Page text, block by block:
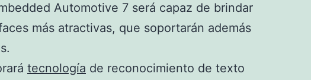
Automotive 7 será capaz de brindar
más atractivas, que soportarán además
tecnología de reconocimiento de texto